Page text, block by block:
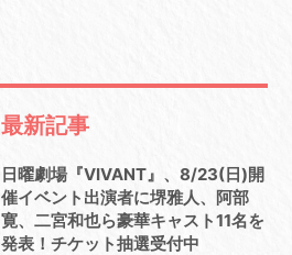
最新記事
日曜劇場『VIVANT』、8/23(日)開
催イベント出演者に堺雅人、阿部
寛、二宮和也ら豪華キャスト11名を
発表！チケット抽選受付中